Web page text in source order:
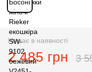
Немає в наявності
2 485 грн 3